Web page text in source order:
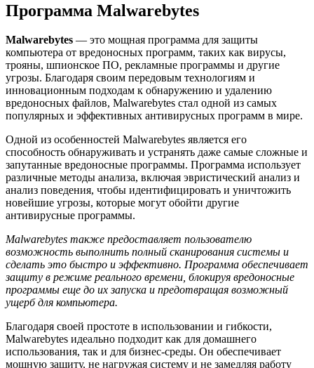
Программа Malwarebytes
Malwarebytes — это мощная программа для защиты
компьютера от вредоносных программ, таких как вирусы,
трояны, шпионское ПО, рекламные программы и другие
угрозы. Благодаря своим передовым технологиям и
инновационным подходам к обнаружению и удалению
вредоносных файлов, Malwarebytes стал одной из самых
популярных и эффективных антивирусных программ в мире.
Одной из особенностей Malwarebytes является его
способность обнаруживать и устранять даже самые сложные и
запутанные вредоносные программы. Программа использует
различные методы анализа, включая эвристический анализ и
анализ поведения, чтобы идентифицировать и уничтожить
новейшие угрозы, которые могут обойти другие
антивирусные программы.
Malwarebytes также предоставляет пользователю
возможность выполнить полный сканирования системы и
сделать это быстро и эффективно. Программа обеспечивает
защиту в режиме реального времени, блокируя вредоносные
программы еще до их запуска и предотвращая возможный
ущерб для компьютера.
Благодаря своей простоте в использовании и гибкости,
Malwarebytes идеально подходит как для домашнего
использования, так и для бизнес-среды. Он обеспечивает
мощную защиту, не нагружая систему и не замедляя работу